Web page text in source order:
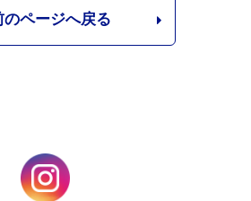
のページへ戻る